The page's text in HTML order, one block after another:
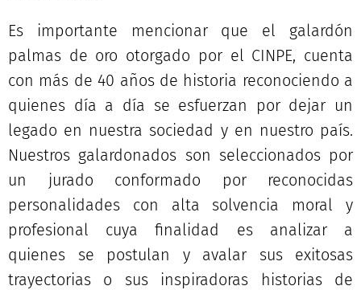
Es importante mencionar que el galardón
palmas de oro otorgado por el CINPE, cuenta
con más de 40 años de historia reconociendo a
quienes día a día se esfuerzan por dejar un
legado en nuestra sociedad y en nuestro país.
Nuestros galardonados son seleccionados por
un jurado conformado por reconocidas
personalidades con alta solvencia moral y
profesional cuya finalidad es analizar a
quienes se postulan y avalar sus exitosas
trayectorias o sus inspiradoras historias de